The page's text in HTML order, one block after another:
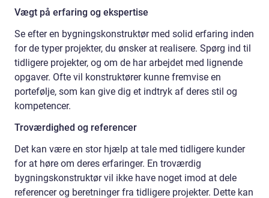
Vægt på erfaring og ekspertise
Se efter en bygningskonstruktør med solid erfaring inden
for de typer projekter, du ønsker at realisere. Spørg ind til
tidligere projekter, og om de har arbejdet med lignende
opgaver. Ofte vil konstruktører kunne fremvise en
portefølje, som kan give dig et indtryk af deres stil og
kompetencer.
Troværdighed og referencer
Det kan være en stor hjælp at tale med tidligere kunder
for at høre om deres erfaringer. En troværdig
bygningskonstruktør vil ikke have noget imod at dele
referencer og beretninger fra tidligere projekter. Dette kan